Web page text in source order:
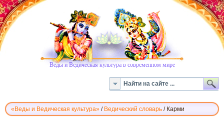
Веды и Ведическая культура в современном мире
«Веды и Ведическая культура» / Ведический словарь / Карми